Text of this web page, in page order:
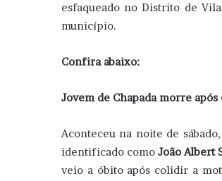
esfaqueado no Distrito de
município.
Confira abaixo:
Jovem de Chapada morre
Aconteceu na noite de
identificado comoJoão Albert
veio a óbito após colidir a